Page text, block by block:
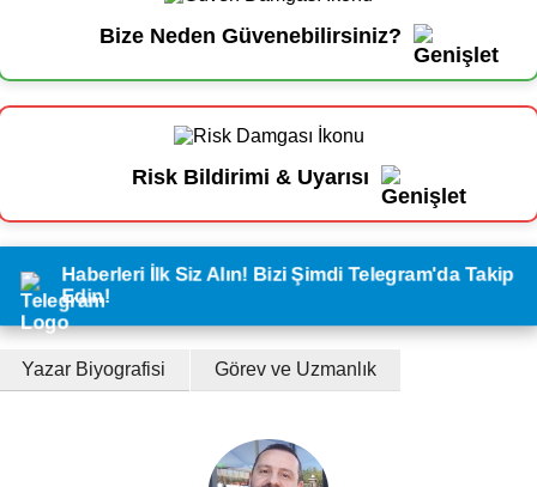
Bize Neden Güvenebilirsiniz?
Risk Bildirimi & Uyarısı
Haberleri İlk Siz Alın! Bizi Şimdi Telegram'da Takip
Edin!
Yazar Biyografisi Görev ve Uzmanlık